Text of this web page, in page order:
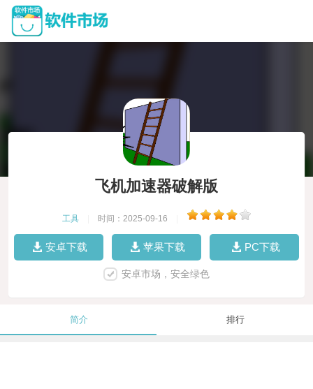
飞机加速器破解版
工具 时间：2025-09-16
安卓下载 苹果下载 PC下载
安卓市场，安全绿色
简介 排行